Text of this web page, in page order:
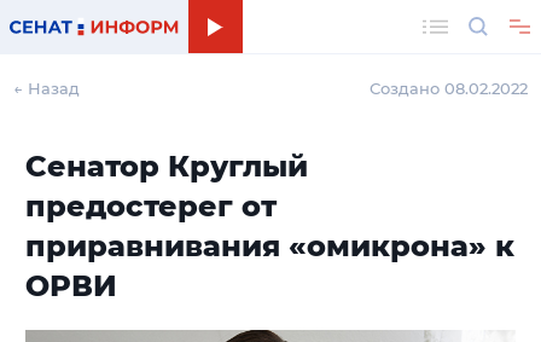
← Назад Создано 08.02.2022
Сенатор Круглый
предостерег от
приравнивания «омикрона» к
ОРВИ